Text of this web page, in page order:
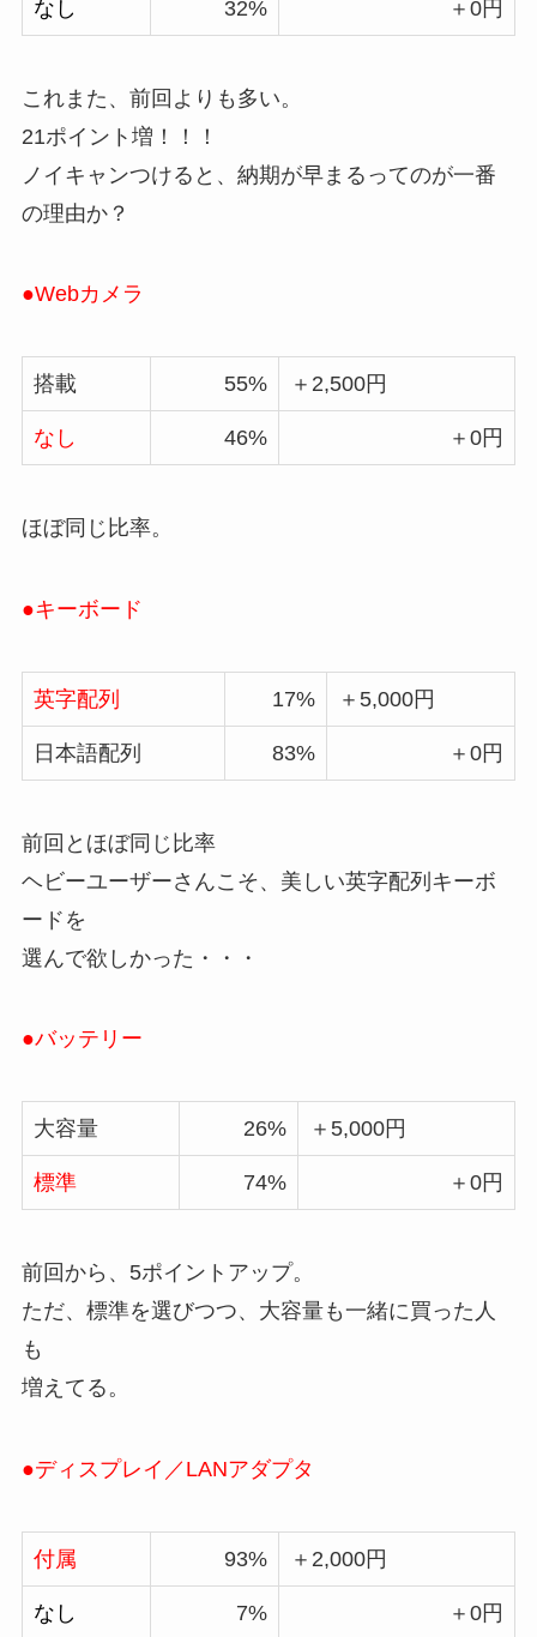
なし 32% ＋0円
これまた、前回よりも多い。
21ポイント増！！！
ノイキャンつけると、納期が早まるってのが一番
の理由か？
●Webカメラ
搭載 55% ＋2,500円
なし 46% ＋0円
ほぼ同じ比率。
●キーボード
英字配列 17% ＋5,000円
日本語配列 83% ＋0円
前回とほぼ同じ比率
ヘビーユーザーさんこそ、美しい英字配列キーボ
ードを
選んで欲しかった・・・
●バッテリー
大容量 26% ＋5,000円
標準 74% ＋0円
前回から、5ポイントアップ。
ただ、標準を選びつつ、大容量も一緒に買った人
も
増えてる。
●ディスプレイ／LANアダプタ
付属 93% ＋2,000円
なし 7% ＋0円